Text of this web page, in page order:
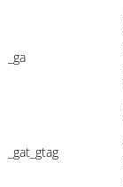
_ga
_gat_gtag